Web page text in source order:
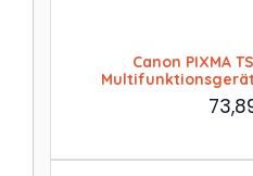
Canon PIXMA